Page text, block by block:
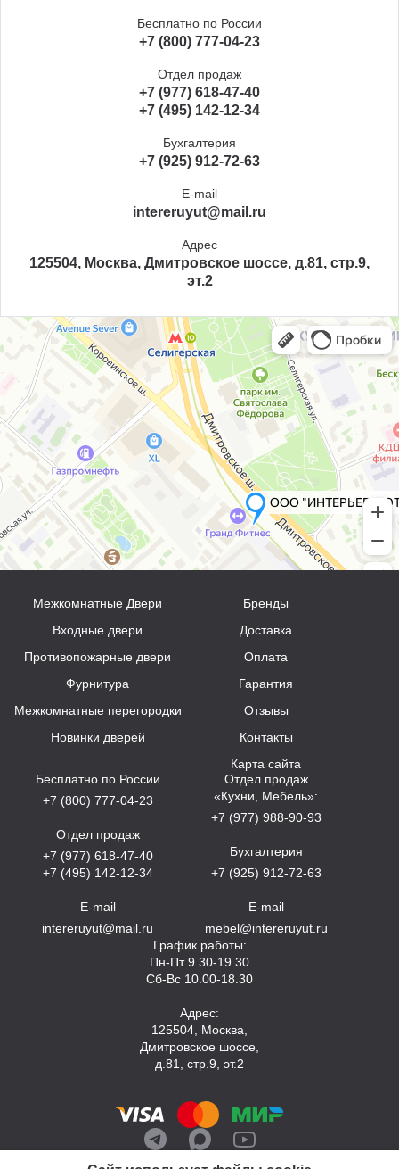
Бесплатно по России
+7 (800) 777-04-23
Отдел продаж
+7 (977) 618-47-40
+7 (495) 142-12-34
Бухгалтерия
+7 (925) 912-72-63
E-mail
intereruyut@mail.ru
Адрес
125504, Москва, Дмитровское шоссе, д.81, стр.9,
эт.2
Межкомнатные Двери
Входные двери
Противопожарные двери
Фурнитура
Межкомнатные перегородки
Новинки дверей
Бренды
Доставка
Оплата
Гарантия
Отзывы
Контакты
Карта сайта
Бесплатно по России
+7 (800) 777-04-23
Отдел продаж
+7 (977) 618-47-40
+7 (495) 142-12-34
E-mail
intereruyut@mail.ru
Отдел продаж
«Кухни, Мебель»:
+7 (977) 988-90-93
Бухгалтерия
+7 (925) 912-72-63
E-mail
mebel@intereruyut.ru
График работы:
Пн-Пт 9.30-19.30
Сб-Вс 10.00-18.30
Адрес:
125504, Москва,
Дмитровское шоссе,
д.81, стр.9, эт.2